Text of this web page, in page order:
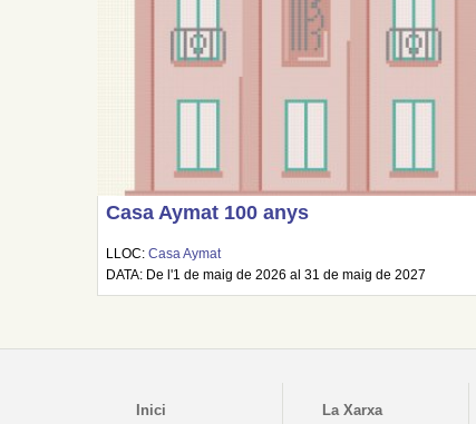
Casa Aymat 100 anys
LLOC:Casa Aymat
DATA: De l'1 de maig de 2026 al 31 de maig de 2027
Inici La Xarxa